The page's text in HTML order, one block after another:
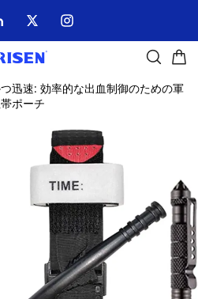
迅速: 効率的な出血制御のための軍
ポーチ